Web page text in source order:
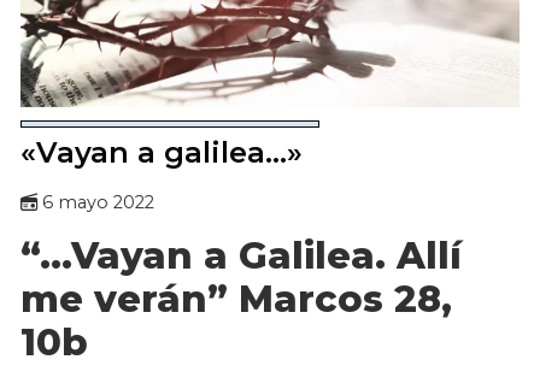
«Vayan a galilea…»
6 mayo 2022
“…Vayan a Galilea. Allí
me verán” Marcos 28,
10b